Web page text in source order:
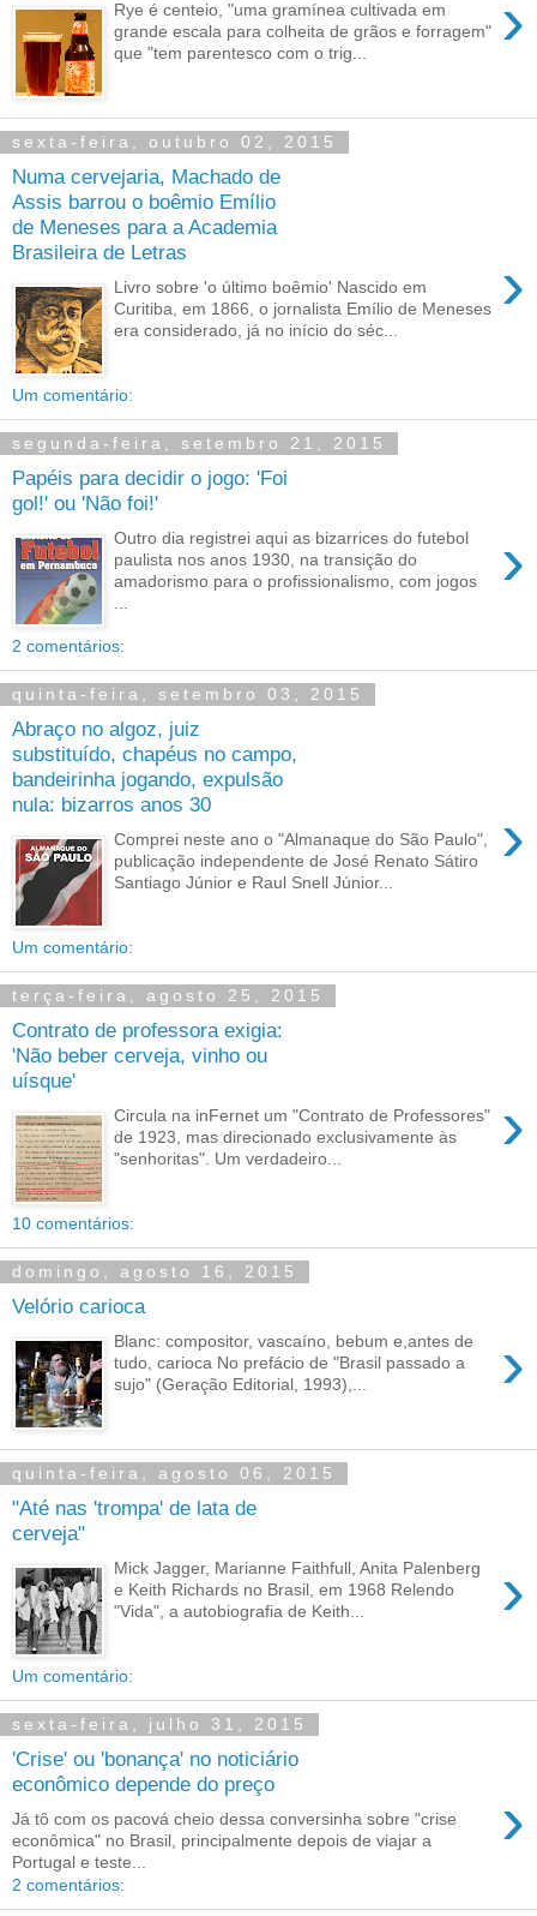
›
Rye é centeio, "uma gramínea cultivada em
grande escala para colheita de grãos e forragem"
que "tem parentesco com o trig...
sexta-feira, outubro 02, 2015
Numa cervejaria, Machado de
Assis barrou o boêmio Emílio
de Meneses para a Academia
Brasileira de Letras
›
Livro sobre 'o último boêmio' Nascido em
Curitiba, em 1866, o jornalista Emílio de Meneses
era considerado, já no início do séc...
Um comentário:
segunda-feira, setembro 21, 2015
Papéis para decidir o jogo: 'Foi
gol!' ou 'Não foi!'
›
Outro dia registrei aqui as bizarrices do futebol
paulista nos anos 1930, na transição do
amadorismo para o profissionalismo, com jogos
2 comentários:
quinta-feira, setembro 03, 2015
Abraço no algoz, juiz
substituído, chapéus no campo,
bandeirinha jogando, expulsão
nula: bizarros anos 30
›
Comprei neste ano o "Almanaque do São Paulo",
publicação independente de José Renato Sátiro
Santiago Júnior e Raul Snell Júnior...
Um comentário:
terça-feira, agosto 25, 2015
Contrato de professora exigia:
'Não beber cerveja, vinho ou
uísque'
›
Circula na inFernet um "Contrato de Professores"
de 1923, mas direcionado exclusivamente às
"senhoritas". Um verdadeiro...
10 comentários:
domingo, agosto 16, 2015
Velório carioca
›
Blanc: compositor, vascaíno, bebum e,antes de
tudo, carioca No prefácio de "Brasil passado a
sujo" (Geração Editorial, 1993),...
quinta-feira, agosto 06, 2015
"Até nas 'trompa' de lata de
cerveja"
›
Mick Jagger, Marianne Faithfull, Anita Palenberg
e Keith Richards no Brasil, em 1968 Relendo
"Vida", a autobiografia de Keith...
Um comentário:
sexta-feira, julho 31, 2015
'Crise' ou 'bonança' no noticiário
econômico depende do preço
›
Já tô com os pacová cheio dessa conversinha sobre "crise
econômica" no Brasil, principalmente depois de viajar a
Portugal e teste...
2 comentários: